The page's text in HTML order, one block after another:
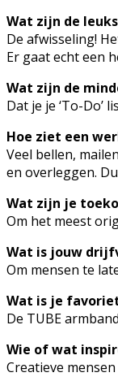
Wat zijn de
De afwisseling!
Er gaat echt een
Wat zijn de
Dat je je ‘To-Do’
Hoe ziet een
Veel bellen,
en overleggen.
Wat zijn je
Om het meest
Wat is jouw
Om mensen te
Wat is je
De TUBE
Wie of wat
Creatieve